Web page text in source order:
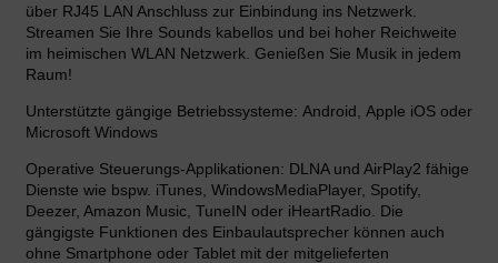
über RJ45 LAN Anschluss zur Einbindung ins Netzwerk.
Streamen Sie Ihre Sounds kabellos und bei hoher Reichweite
im heimischen WLAN Netzwerk. Genießen Sie Musik in jedem
Raum!
Unterstützte gängige Betriebssysteme: Android, Apple iOS oder
Microsoft Windows
Operative Steuerungs-Applikationen: DLNA und AirPlay2 fähige
Dienste wie bspw. iTunes, WindowsMediaPlayer, Spotify,
Deezer, Amazon Music, TuneIN oder iHeartRadio. Die
gängigste Funktionen des Einbaulautsprecher können auch
ohne Smartphone oder Tablet mit der mitgelieferten